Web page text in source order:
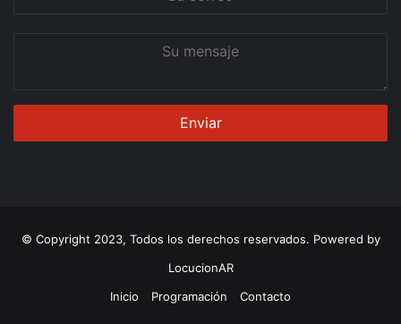
© Copyright 2023, Todos los derechos reservados. Powered by
LocucionAR
Inicio
Programación Contacto